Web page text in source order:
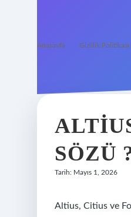
Anasayfa Gizlilik Politikası
SÖZÜ
Tarih: Mayıs 1, 2026
Altius, Citius ve